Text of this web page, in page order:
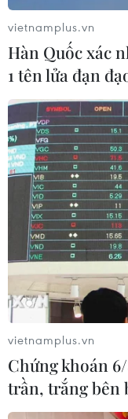
và khác biệt.
Quan chức này
các doanh
quyết những
khu vực đáng
thuế quan ở cả
minh của quy
để mở rộng
Theo Bộ
doanh ASEAN-
luận về các mối
tốt nhất, chia sẻ
đề.
Quan chức này
bắt đầu rà soát
(FTA) về hàng
tăng từ 57 tỷ
vietnamplus.vn
Hàn Quốc xác
1 tên lửa đạn
vietnamplus.vn
Chứng khoán
trần, trắng bên